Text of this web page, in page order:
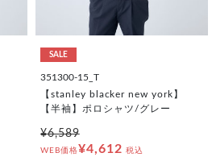
SALE
351300-15_T
【stanley blacker new york】
【半袖】ポロシャツ/グレー
¥6,589
WEB価格¥4,612 税込